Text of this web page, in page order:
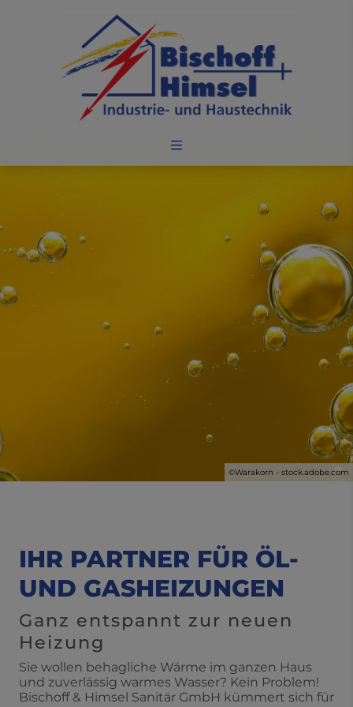
©Warakorn - stock.adobe.com
IHR PARTNER FÜR ÖL-
UND GASHEIZUNGEN
Ganz entspannt zur neuen
Heizung
Sie wollen behagliche Wärme im ganzen Haus
und zuverlässig warmes Wasser? Kein Problem!
Bischoff & Himsel Sanitär GmbH kümmert sich für